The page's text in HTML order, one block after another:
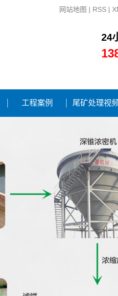
网站地图 | RSS|
24
工程案例 尾矿处理视